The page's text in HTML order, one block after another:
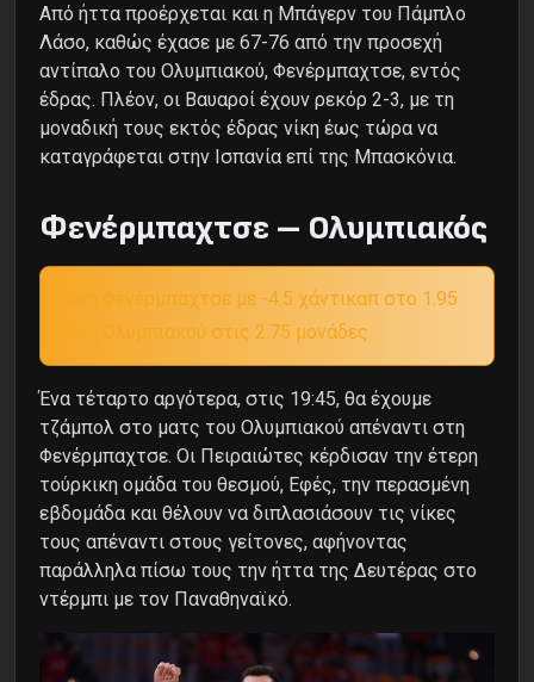
Από ήττα προέρχεται και η Μπάγερν του Πάμπλο
Λάσο, καθώς έχασε με 67-76 από την προσεχή
αντίπαλο του Ολυμπιακού, Φενέρμπαχτσε, εντός
έδρας. Πλέον, οι Βαυαροί έχουν ρεκόρ 2-3, με τη
μοναδική τους εκτός έδρας νίκη έως τώρα να
καταγράφεται στην Ισπανία επί της Μπασκόνια.
Φενέρμπαχτσε – Ολυμπιακός
Νίκη Φενέρμπαχτσε με -4.5 χάντικαπ στο 1.95
Νίκη Ολυμπιακού στις 2.75 μονάδες
Ένα τέταρτο αργότερα, στις 19:45, θα έχουμε
τζάμπολ στο ματς του Ολυμπιακού απέναντι στη
Φενέρμπαχτσε. Οι Πειραιώτες κέρδισαν την έτερη
τούρκικη ομάδα του θεσμού, Εφές, την περασμένη
εβδομάδα και θέλουν να διπλασιάσουν τις νίκες
τους απέναντι στους γείτονες, αφήνοντας
παράλληλα πίσω τους την ήττα της Δευτέρας στο
ντέρμπι με τον Παναθηναϊκό.